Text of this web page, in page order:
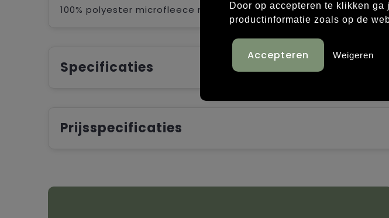
100% polyester microfleece met anti-pilling behandeling.
Specificaties
Prijsspecificaties
Door op accepteren te klikken
productinformatie zoals op de
Weigeren